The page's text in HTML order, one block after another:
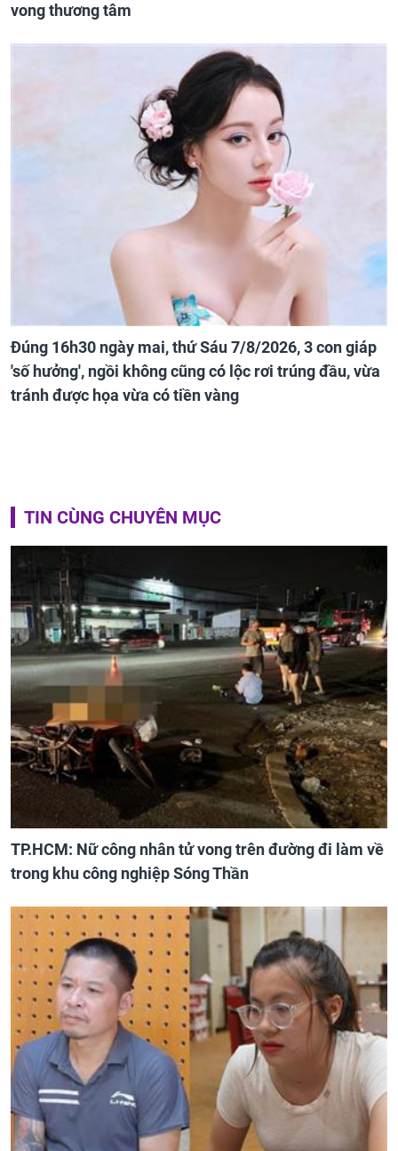
vong thương tâm
Đúng 16h30 ngày mai, thứ Sáu 7/8/2026, 3 con giáp
'số hưởng', ngồi không cũng có lộc rơi trúng đầu, vừa
tránh được họa vừa có tiền vàng
TIN CÙNG CHUYÊN MỤC
TP.HCM: Nữ công nhân tử vong trên đường đi làm về
trong khu công nghiệp Sóng Thần